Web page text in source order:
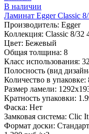
В наличии
Ламинат Egger Classic
Производитель: Egger
Коллекция: Classic 8/32
Цвет: Бежевый
Общая толщина: 8
Класс использования: 32
Полосность (вид
Количество в упаковке:
Размер ламели:
Кратность упаковки:
Фаска: Нет
Замковая система: Clic It
Формат доски: